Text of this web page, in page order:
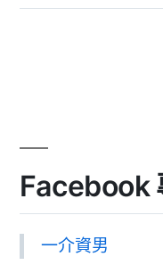
Facebook
一介資男